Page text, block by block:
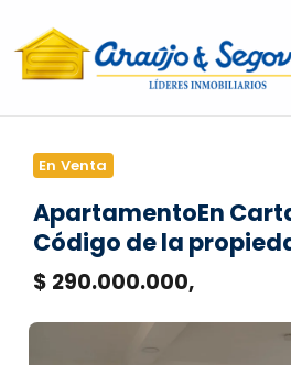
En Venta
ApartamentoEn
Código de la
$ 290.000.000,